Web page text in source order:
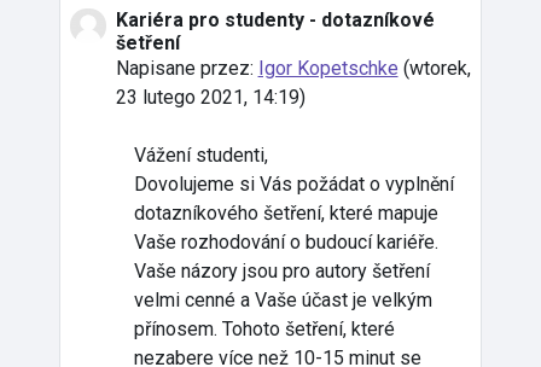
Kariéra pro studenty - dotazníkové
šetření
Napisane przez: Igor Kopetschke (wtorek,
23 lutego 2021, 14:19)
Liczba odpowiedzi: 0
Vážení studenti,
Dovolujeme si Vás požádat o vyplnění
dotazníkového šetření, které mapuje
Vaše rozhodování o budoucí kariéře.
Vaše názory jsou pro autory šetření
velmi cenné a Vaše účast je velkým
přínosem. Tohoto šetření, které
nezabere více než 10-15 minut se